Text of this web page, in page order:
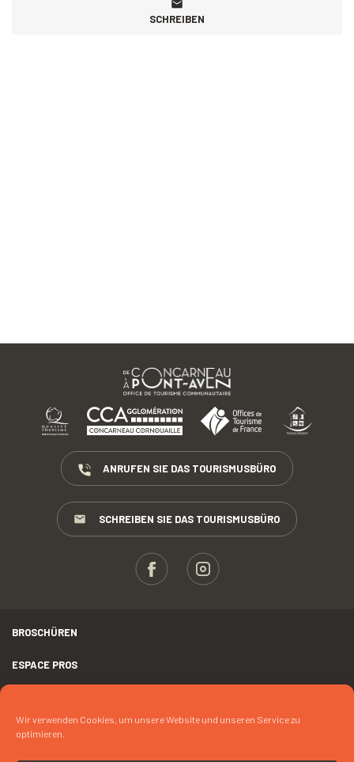
Wir verwenden Cookies, um unsere Website und unseren Service zu
optimieren.
SCHREIBEN
ANRUFEN SIE DAS TOURISMUSBÜRO
SCHREIBEN SIE DAS TOURISMUSBÜRO
BROSCHÜREN
ESPACE PROS
RECHTLICHER HINWEIS